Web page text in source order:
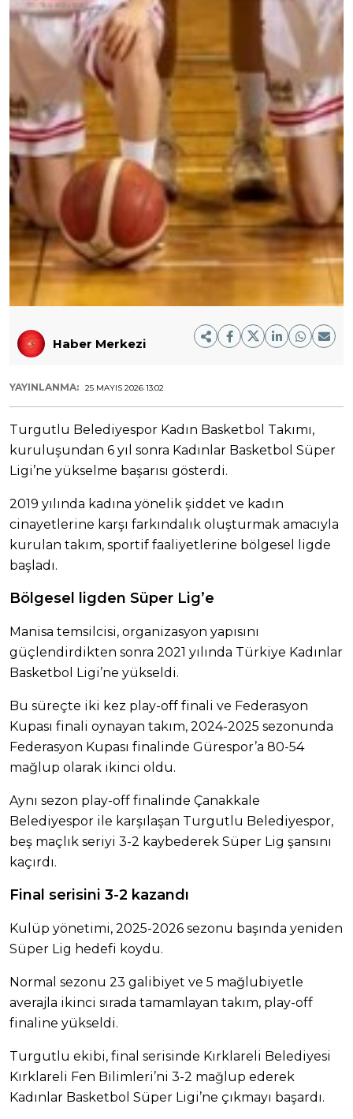
Haber Merkezi
YAYINLANMA: 25 MAYIS 2026 13:02
Turgutlu Belediyespor Kadın Basketbol Takımı,
kuruluşundan 6 yıl sonra Kadınlar Basketbol Süper
Ligi’ne yükselme başarısı gösterdi.
2019 yılında kadına yönelik şiddet ve kadın
cinayetlerine karşı farkındalık oluşturmak amacıyla
kurulan takım, sportif faaliyetlerine bölgesel ligde
başladı.
Bölgesel ligden Süper Lig’e
Manisa temsilcisi, organizasyon yapısını
güçlendirdikten sonra 2021 yılında Türkiye Kadınlar
Basketbol Ligi’ne yükseldi.
Bu süreçte iki kez play-off finali ve Federasyon
Kupası finali oynayan takım, 2024-2025 sezonunda
Federasyon Kupası finalinde Gürespor’a 80-54
mağlup olarak ikinci oldu.
Aynı sezon play-off finalinde Çanakkale
Belediyespor ile karşılaşan Turgutlu Belediyespor,
beş maçlık seriyi 3-2 kaybederek Süper Lig şansını
kaçırdı.
Final serisini 3-2 kazandı
Kulüp yönetimi, 2025-2026 sezonu başında yeniden
Süper Lig hedefi koydu.
Normal sezonu 23 galibiyet ve 5 mağlubiyetle
averajla ikinci sırada tamamlayan takım, play-off
finaline yükseldi.
Turgutlu ekibi, final serisinde Kırklareli Belediyesi
Kırklareli Fen Bilimleri’ni 3-2 mağlup ederek
Kadınlar Basketbol Süper Ligi’ne çıkmayı başardı.